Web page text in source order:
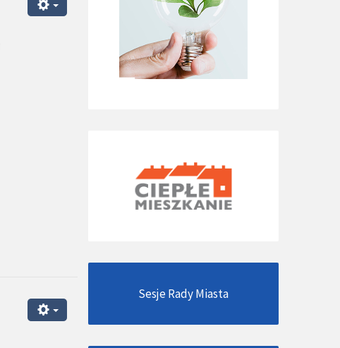
Sesje Rady Miasta